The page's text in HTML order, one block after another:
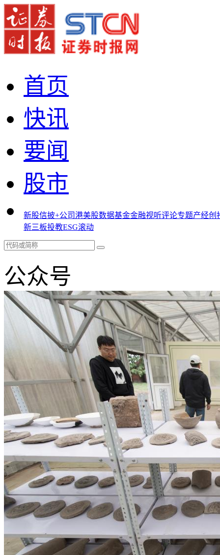
首页
快讯
要闻
股市
新股信披+公司港美股数据基金金融视听评论专题产经创
新三板投教ESG滚动
公众号